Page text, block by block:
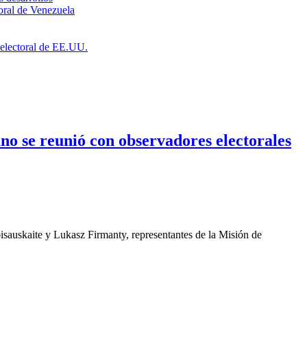
de Venezuela
de EE.UU.
se reunió con observadores electorales
y Lukasz Firmanty, representantes de la Misión de